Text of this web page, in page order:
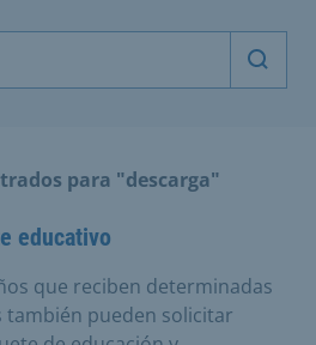
para "descarga"
educativo
que reciben determinadas
también pueden solicitar